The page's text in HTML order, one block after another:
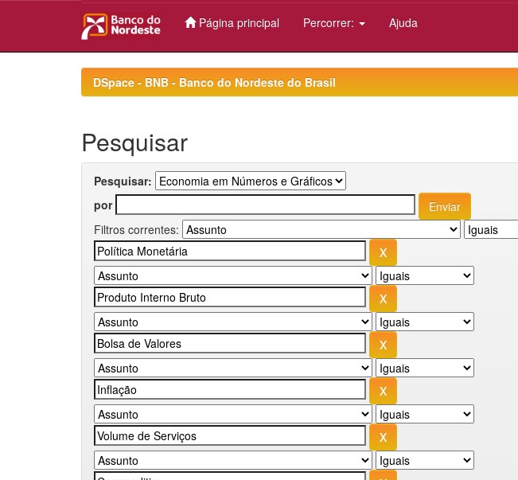
Página principal Percorrer: Ajuda
DSpace - BNB - Banco do Nordeste do Brasil
Pesquisar
Pesquisar:
por
Filtros correntes: